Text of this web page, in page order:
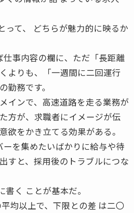
って、 どちらが魅力的に映るか
事内容の欄に、ただ「長距離
よりも、「一週間に二回運行
勤務です。
インで、高速道路を走る業務が
方が、求職者にイメージが伝
欲をかき立てる効果がある。
を集めたいばかりに給与や待
すと、採用後のトラブルにつな
く ことが基本だ。
均以上で、下限との差 は二〇